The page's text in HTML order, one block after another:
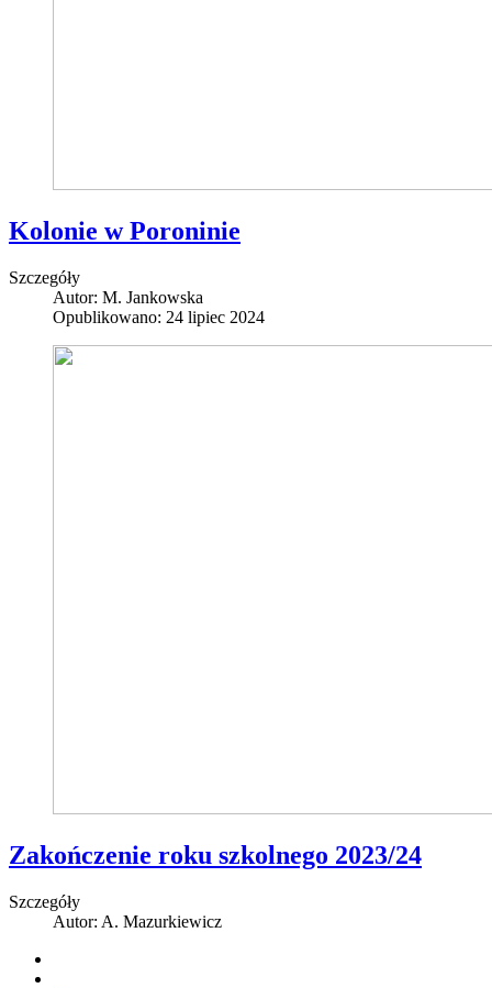
Kolonie w Poroninie
Szczegóły
Autor: M. Jankowska
Opublikowano: 24 lipiec 2024
Zakończenie roku szkolnego 2023/24
Szczegóły
Autor: A. Mazurkiewicz